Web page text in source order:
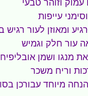
עמוק וזוהר טבעי
עייפות
ומאוזן לעור רגיש
עור חלק וגמיש
מנגו ושמן
וריח משכר
מיוחד עבורכן